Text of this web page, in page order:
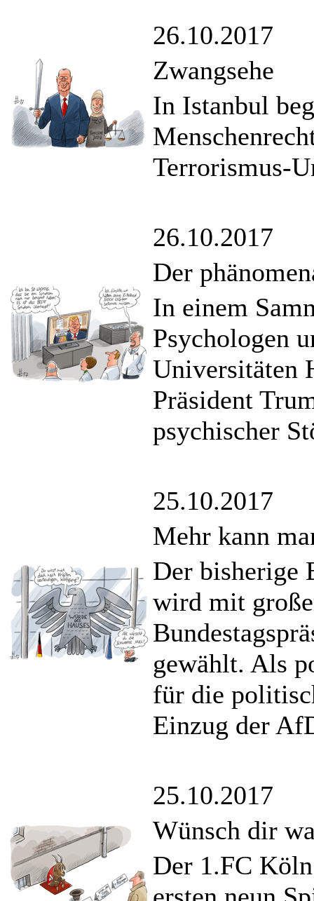
26.10.2017
Zwangsehe
In Istanbul
Terrorismus-
26.10.2017
Der
In einem
Psychologen
Universitäten
Präsident
psychischer
25.10.2017
Mehr kann
Der bisherige
wird mit
gewählt. Als
für die
Einzug der
25.10.2017
Wünsch dir
Der 1.FC